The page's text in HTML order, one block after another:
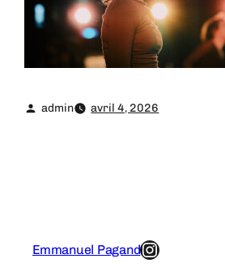
admin avril 4, 2026
Emmanuel PagandInstagram